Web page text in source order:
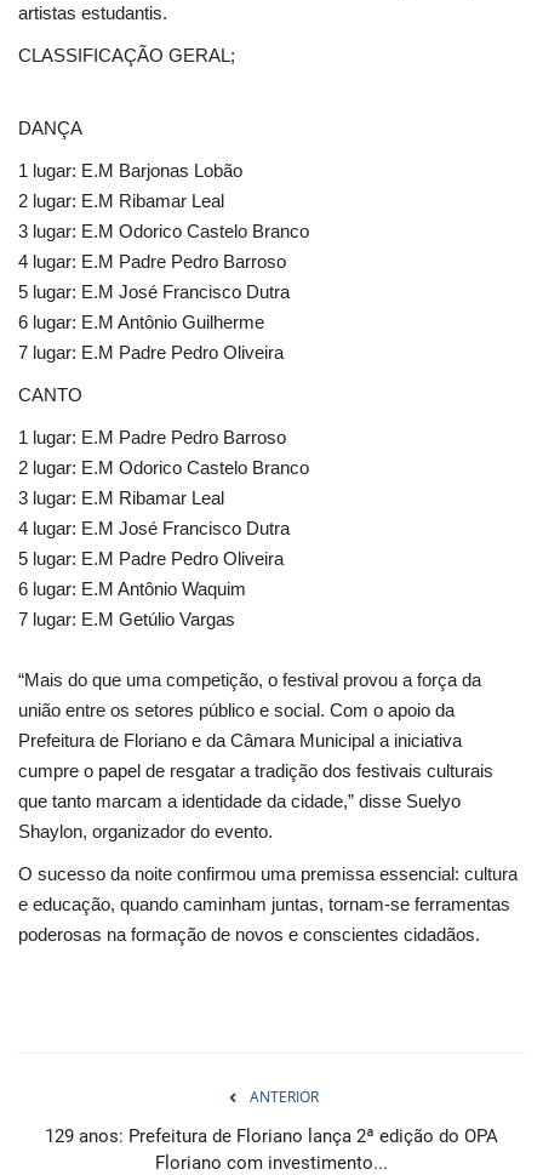
artistas estudantis.
CLASSIFICAÇÃO GERAL;
DANÇA
1 lugar: E.M Barjonas Lobão
2 lugar: E.M Ribamar Leal
3 lugar: E.M Odorico Castelo Branco
4 lugar: E.M Padre Pedro Barroso
5 lugar: E.M José Francisco Dutra
6 lugar: E.M Antônio Guilherme
7 lugar: E.M Padre Pedro Oliveira
CANTO
1 lugar: E.M Padre Pedro Barroso
2 lugar: E.M Odorico Castelo Branco
3 lugar: E.M Ribamar Leal
4 lugar: E.M José Francisco Dutra
5 lugar: E.M Padre Pedro Oliveira
6 lugar: E.M Antônio Waquim
7 lugar: E.M Getúlio Vargas
“Mais do que uma competição, o festival provou a força da
união entre os setores público e social. Com o apoio da
Prefeitura de Floriano e da Câmara Municipal a iniciativa
cumpre o papel de resgatar a tradição dos festivais culturais
que tanto marcam a identidade da cidade,” disse Suelyo
Shaylon, organizador do evento.
O sucesso da noite confirmou uma premissa essencial: cultura
e educação, quando caminham juntas, tornam-se ferramentas
poderosas na formação de novos e conscientes cidadãos.
ANTERIOR
129 anos: Prefeitura de Floriano lança 2ª edição do OPA
Floriano com investimento...